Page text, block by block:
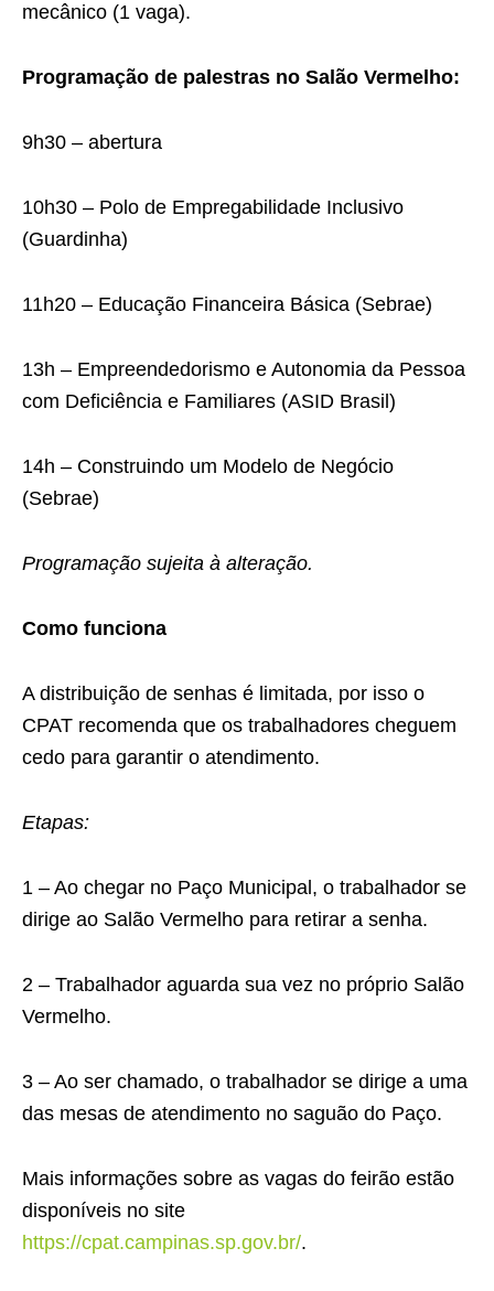
mecânico (1 vaga).
Programação de palestras no Salão Vermelho:
9h30 – abertura
10h30 – Polo de Empregabilidade Inclusivo
(Guardinha)
11h20 – Educação Financeira Básica (Sebrae)
13h – Empreendedorismo e Autonomia da Pessoa
com Deficiência e Familiares (ASID Brasil)
14h – Construindo um Modelo de Negócio
(Sebrae)
Programação sujeita à alteração.
Como funciona
A distribuição de senhas é limitada, por isso o
CPAT recomenda que os trabalhadores cheguem
cedo para garantir o atendimento.
Etapas:
1 – Ao chegar no Paço Municipal, o trabalhador se
dirige ao Salão Vermelho para retirar a senha.
2 – Trabalhador aguarda sua vez no próprio Salão
Vermelho.
3 – Ao ser chamado, o trabalhador se dirige a uma
das mesas de atendimento no saguão do Paço.
Mais informações sobre as vagas do feirão estão
disponíveis no site
https://cpat.campinas.sp.gov.br/.